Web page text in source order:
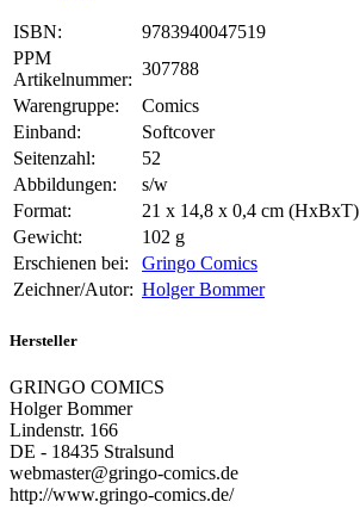
ISBN:
9783940047519
PPM
Artikelnummer:
307788
Warengruppe:
Comics
Einband:
Softcover
Seitenzahl:
52
Abbildungen:
s/w
Format:
21 x 14,8 x 0,4 cm (HxBxT)
Gewicht:
102 g
Erschienen bei:
Gringo Comics
Zeichner/Autor: Holger Bommer
Hersteller
GRINGO COMICS
Holger Bommer
Lindenstr. 166
DE - 18435 Stralsund
webmaster@gringo-comics.de
http://www.gringo-comics.de/